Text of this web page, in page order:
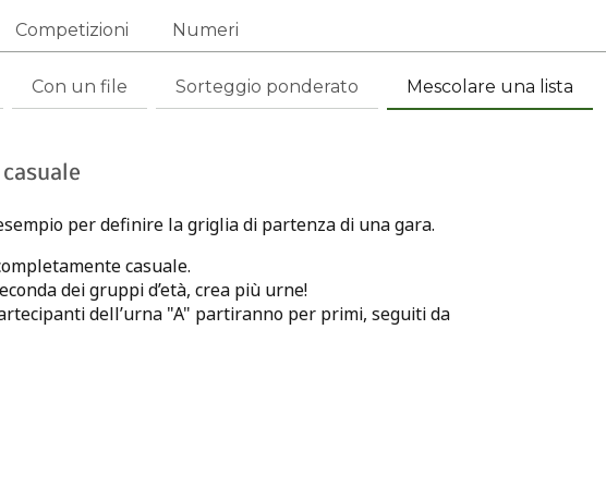
Competizioni Numeri
Con un file Sorteggio ponderato Mescolare una lista
per definire la griglia di partenza di una gara.
casuale.
dei gruppi d’età, crea più urne!
dell’urna "A" partiranno per primi, seguiti da